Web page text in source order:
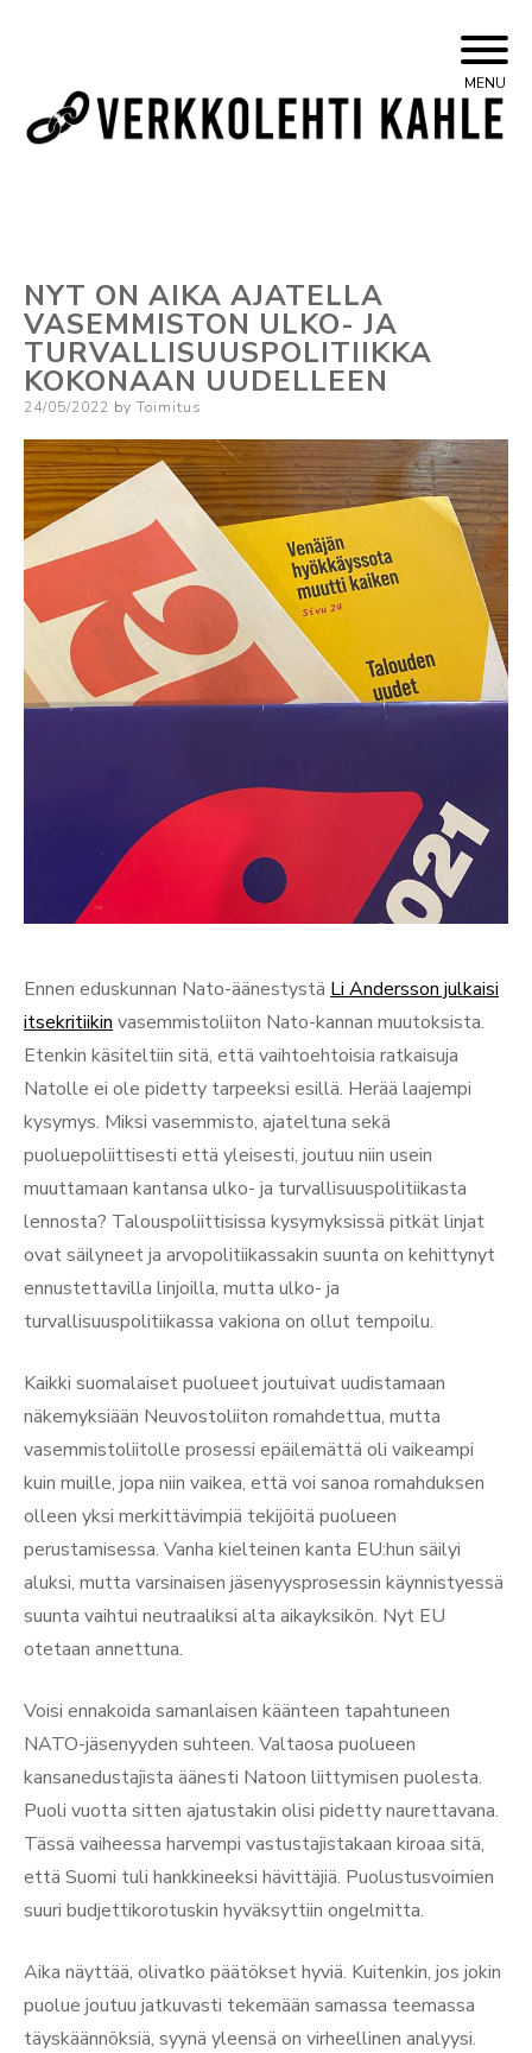
to
content
Kahle MENU
NYT ON AIKA AJATELLA
VASEMMISTON ULKO- JA
TURVALLISUUSPOLITIIKKA
KOKONAAN UUDELLEEN
Posted
24/05/2022 by Toimitus
Ennen eduskunnan Nato-äänestystä Li Andersson julkaisi
itsekritiikin vasemmistoliiton Nato-kannan muutoksista.
Etenkin käsiteltiin sitä, että vaihtoehtoisia ratkaisuja
Natolle ei ole pidetty tarpeeksi esillä. Herää laajempi
kysymys. Miksi vasemmisto, ajateltuna sekä
puoluepoliittisesti että yleisesti, joutuu niin usein
muuttamaan kantansa ulko- ja turvallisuuspolitiikasta
lennosta? Talouspoliittisissa kysymyksissä pitkät linjat
ovat säilyneet ja arvopolitiikassakin suunta on kehittynyt
ennustettavilla linjoilla, mutta ulko- ja
turvallisuuspolitiikassa vakiona on ollut tempoilu.
Kaikki suomalaiset puolueet joutuivat uudistamaan
näkemyksiään Neuvostoliiton romahdettua, mutta
vasemmistoliitolle prosessi epäilemättä oli vaikeampi
kuin muille, jopa niin vaikea, että voi sanoa romahduksen
olleen yksi merkittävimpiä tekijöitä puolueen
perustamisessa. Vanha kielteinen kanta EU:hun säilyi
aluksi, mutta varsinaisen jäsenyysprosessin käynnistyessä
suunta vaihtui neutraaliksi alta aikayksikön. Nyt EU
otetaan annettuna.
Voisi ennakoida samanlaisen käänteen tapahtuneen
NATO-jäsenyyden suhteen. Valtaosa puolueen
kansanedustajista äänesti Natoon liittymisen puolesta.
Puoli vuotta sitten ajatustakin olisi pidetty naurettavana.
Tässä vaiheessa harvempi vastustajistakaan kiroaa sitä,
että Suomi tuli hankkineeksi hävittäjiä. Puolustusvoimien
suuri budjettikorotuskin hyväksyttiin ongelmitta.
Aika näyttää, olivatko päätökset hyviä. Kuitenkin, jos jokin
puolue joutuu jatkuvasti tekemään samassa teemassa
täyskäännöksiä, syynä yleensä on virheellinen analyysi.